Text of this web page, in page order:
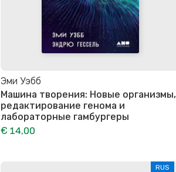
Эми Уэбб
Машина творения: Новые организмы,
редактирование генома и
лабораторные гамбургеры
€ 14,00
RUS